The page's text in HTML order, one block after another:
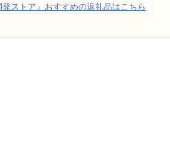
発ストア』おすすめの返礼品はこちら